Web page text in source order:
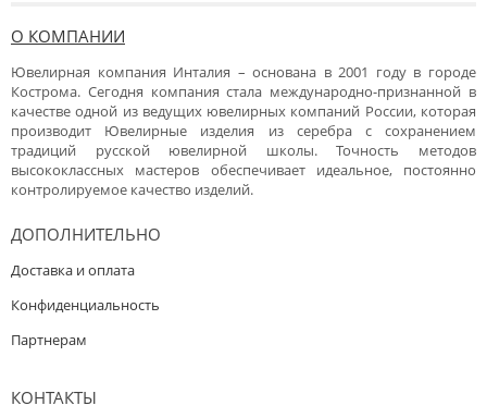
О КОМПАНИИ
Ювелирная компания Инталия – основана в 2001 году в городе
Кострома. Сегодня компания стала международно-признанной в
качестве одной из ведущих ювелирных компаний России, которая
производит Ювелирные изделия из серебра с сохранением
традиций русской ювелирной школы. Точность методов
высококлассных мастеров обеспечивает идеальное, постоянно
контролируемое качество изделий.
ДОПОЛНИТЕЛЬНО
Доставка и оплата
Конфиденциальность
Партнерам
КОНТАКТЫ